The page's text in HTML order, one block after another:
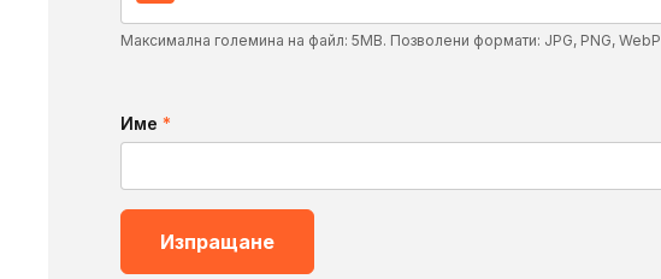
Максимална големина на файл: 5MB. Позволени формати: JPG, PNG, WebP
Име *